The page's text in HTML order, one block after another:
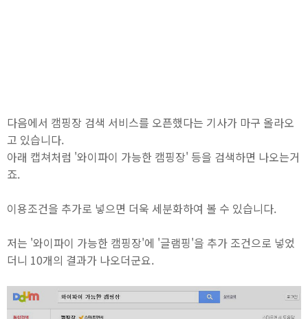
다음에서 캠핑장 검색 서비스를 오픈했다는 기사가 마구 올라오
고 있습니다.
아래 캡쳐처럼 '와이파이 가능한 캠핑장' 등을 검색하면 나오는거
죠.
이용조건을 추가로 넣으면 더욱 세분화하여 볼 수 있습니다.
저는 '와이파이 가능한 캠핑장'에 '글램핑'을 추가 조건으로 넣었
더니 10개의 결과가 나오더군요.